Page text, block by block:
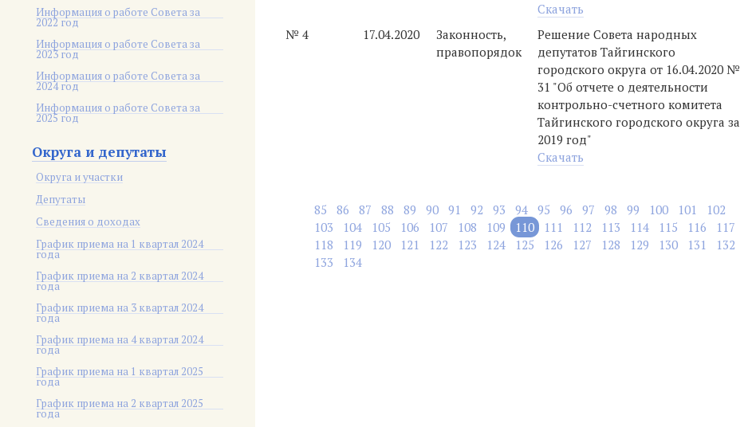
Информация о работе Совета за
2022 год
Информация о работе Совета за
2023 год
Информация о работе Совета за
2024 год
Информация о работе Совета за
2025 год
Округа и депутаты
Округа и участки
Депутаты
Сведения о доходах
График приема на 1 квартал 2024
года
График приема на 2 квартал 2024
года
График приема на 3 квартал 2024
года
График приема на 4 квартал 2024
года
График приема на 1 квартал 2025
года
График приема на 2 квартал 2025
года
Скачать
№ 4
17.04.2020
Законность,
правопорядок
Решение Совета народных
депутатов Тайгинского
городского округа от 16.04.2020 №
31 "Об отчете о деятельности
контрольно-счетного комитета
Тайгинского городского округа за
2019 год"
Скачать
85 86 87 88 89 90 91 92 93 94 95 96 97 98 99 100 101
102
103
104 105 106 107 108 109 110 111 112 113 114 115 116
117
118
119 120 121 122 123 124 125 126 127 128 129 130 131
132
133
134